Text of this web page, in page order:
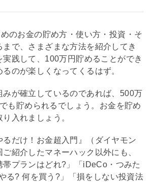
のお金の貯め方・使い方・投資・そ
まで、さまざまな方法を紹介してき
実践して、100万円貯めることができ
のが楽しくなってくるはず。
みが確立しているのであれば、500万
も貯められるでしょう。お金を貯め
入れましょう。
るだけ！お金超入門』（ダイヤモン
ご紹介したマネーハック以外にも、
帯プランはどれ?」「 iDeCo ・つみた
る? 何を買う?」「損をしない投資法